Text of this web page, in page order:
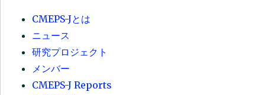
CMEPS-Jとは
ニュース
研究プロジェクト
メンバー
CMEPS-J Reports